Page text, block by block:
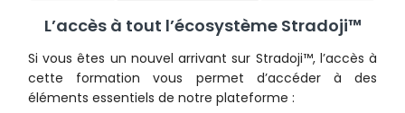
L’accès à tout l’écosystème Stradoji™
Si vous êtes un nouvel arrivant sur Stradoji™, l’accès à
cette formation vous permet d’accéder à des
éléments essentiels de notre plateforme :